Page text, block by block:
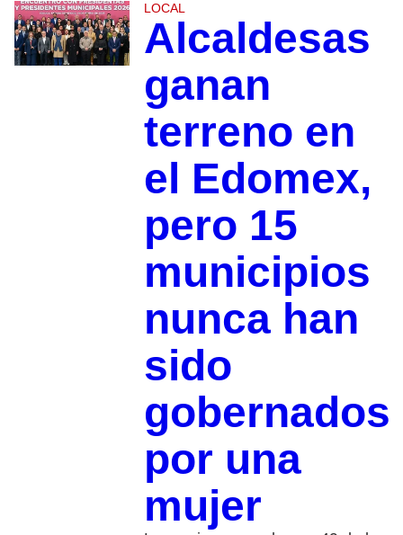
LOCAL
Alcaldesas
ganan
terreno en
el Edomex,
pero 15
municipios
nunca han
sido
gobernados
por una
mujer